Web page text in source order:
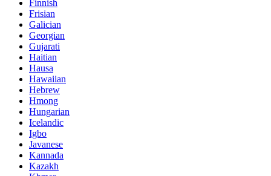
Finnish
Frisian
Galician
Georgian
Gujarati
Haitian
Hausa
Hawaiian
Hebrew
Hmong
Hungarian
Icelandic
Igbo
Javanese
Kannada
Kazakh